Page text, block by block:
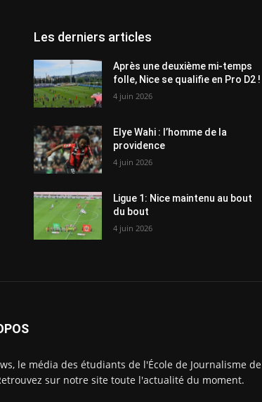
Les derniers articles
Après une deuxième mi-temps
folle, Nice se qualifie en Pro D2 !
4 juin 2026
Elye Wahi : l’homme de la
providence
4 juin 2026
Ligue 1: Nice maintenu au bout
du bout
4 juin 2026
le média des étudiants de l'École de Journalisme de
sur notre site toute l'actualité du moment.